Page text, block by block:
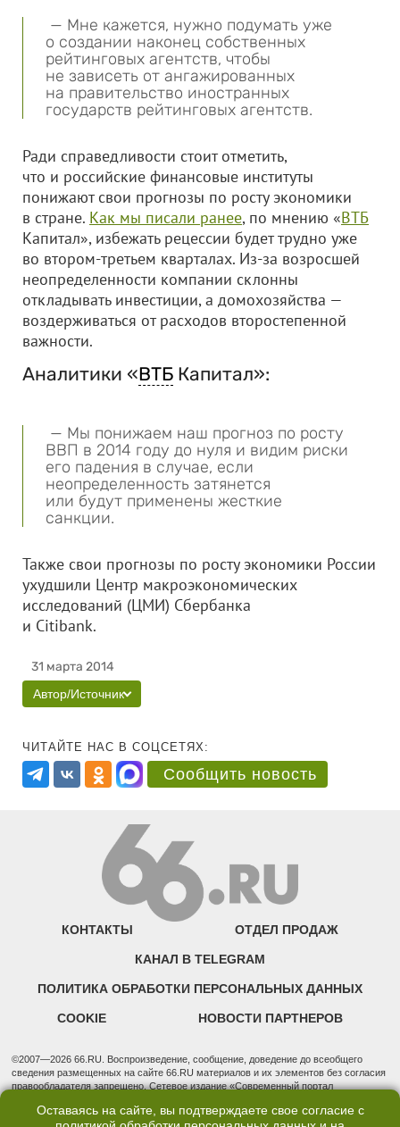
— Мне кажется, нужно подумать уже
о создании наконец собственных
рейтинговых агентств, чтобы
не зависеть от ангажированных
на правительство иностранных
государств рейтинговых агентств.
Ради справедливости стоит отметить,
что и российские финансовые институты
понижают свои прогнозы по росту экономики
в стране. Как мы писали ранее, по мнению «ВТБ
Капитал», избежать рецессии будет трудно уже
во втором-третьем кварталах. Из-за возросшей
неопределенности компании склонны
откладывать инвестиции, а домохозяйства —
воздерживаться от расходов второстепенной
важности.
Аналитики «ВТБ Капитал»:
— Мы понижаем наш прогноз по росту
ВВП в 2014 году до нуля и видим риски
его падения в случае, если
неопределенность затянется
или будут применены жесткие
санкции.
Также свои прогнозы по росту экономики России
ухудшили Центр макроэкономических
исследований (ЦМИ) Сбербанка
и Citibank.
31 марта 2014
Автор/Источник
ЧИТАЙТЕ НАС В СОЦСЕТЯХ:
Сообщить новость
КОНТАКТЫ ОТДЕЛ ПРОДАЖ
КАНАЛ В TELEGRAM
ПОЛИТИКА ОБРАБОТКИ ПЕРСОНАЛЬНЫХ ДАННЫХ
COOKIE НОВОСТИ ПАРТНЕРОВ
©2007—2026 66.RU. Воспроизведение, сообщение, доведение до всеобщего
сведения размещенных на сайте 66.RU материалов и их элементов без согласия
правообладателя запрещено. Сетевое издание «Современный портал
надзору в сфере связи, информационных технологий и массовых коммуникаций
Оставаясь на сайте, вы подтверждаете свое согласие с